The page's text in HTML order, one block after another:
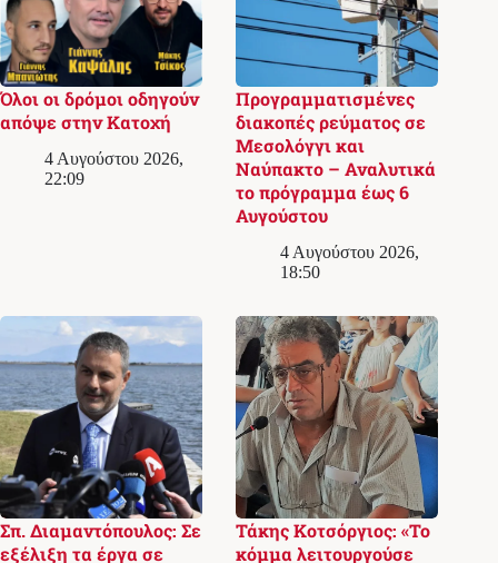
Όλοι οι δρόμοι οδηγούν
απόψε στην Κατοχή
4 Αυγούστου 2026,
22:09
Προγραμματισμένες
διακοπές ρεύματος σε
Μεσολόγγι και
Ναύπακτο – Αναλυτικά
το πρόγραμμα έως 6
Αυγούστου
4 Αυγούστου 2026,
18:50
Σπ. Διαμαντόπουλος: Σε
εξέλιξη τα έργα σε
Τάκης Κοτσόργιος: «Το
κόμμα λειτουργούσε